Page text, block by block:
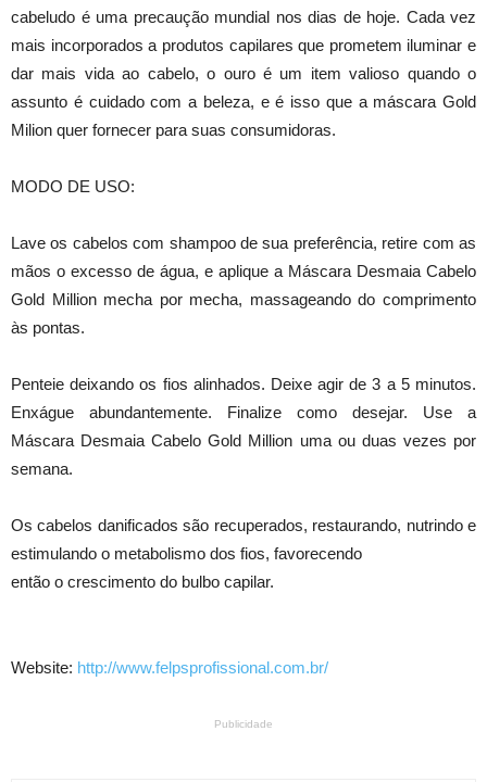
cabeludo é uma precaução mundial nos dias de hoje. Cada vez
mais incorporados a produtos capilares que prometem iluminar e
dar mais vida ao cabelo, o ouro é um item valioso quando o
assunto é cuidado com a beleza, e é isso que a máscara Gold
Milion quer fornecer para suas consumidoras.
MODO DE USO:
Lave os cabelos com shampoo de sua preferência, retire com as
mãos o excesso de água, e aplique a Máscara Desmaia Cabelo
Gold Million mecha por mecha, massageando do comprimento
às pontas.
Penteie deixando os fios alinhados. Deixe agir de 3 a 5 minutos.
Enxágue abundantemente. Finalize como desejar. Use a
Máscara Desmaia Cabelo Gold Million uma ou duas vezes por
semana.
Os cabelos danificados são recuperados, restaurando, nutrindo e
estimulando o metabolismo dos fios, favorecendo
então o crescimento do bulbo capilar.
Website: http://www.felpsprofissional.com.br/
Publicidade